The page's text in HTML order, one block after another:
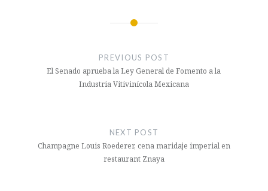
entradas
PREVIOUS POST
El Senado aprueba la Ley General de Fomento a la
Industria Vitivinícola Mexicana
NEXT POST
Champagne Louis Roederer, cena maridaje imperial en
restaurant Znaya